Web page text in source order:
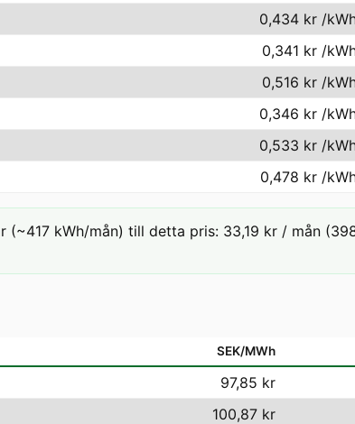
0,434 kr /
0,341 kr /
0,516 kr /
0,346 kr /
0,533 kr /
0,478 kr /
(~417 kWh/mån) till detta pris: 33,19 kr / mån
SEK/MWh
97,85 kr
100,87 kr